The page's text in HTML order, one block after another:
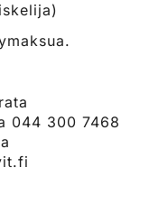
044 300 7468